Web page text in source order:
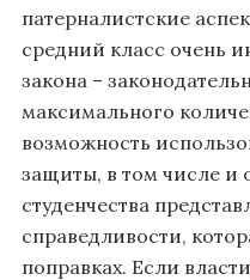
патерналистские
средний класс очень
закона –
максимального
возможность
защиты, в том числе и
студенчества
справедливости,
поправках. Если